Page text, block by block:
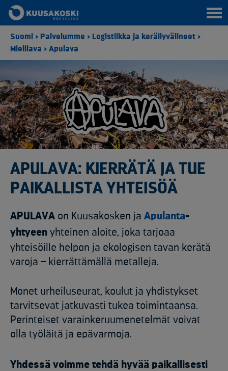
Suomi > Palvelumme > Logistiikka ja keräilyvälineet >
Mielilava > Apulava
APULAVA: KIERRÄTÄ JA TUE
PAIKALLISTA YHTEISÖÄ
APULAVA on Kuusakosken ja Apulanta-
yhtyeen yhteinen aloite, joka tarjoaa
yhteisöille helpon ja ekologisen tavan kerätä
varoja – kierrättämällä metalleja.
Monet urheiluseurat, koulut ja yhdistykset
tarvitsevat jatkuvasti tukea toimintaansa.
Perinteiset varainkeruumenetelmät voivat
olla työläitä ja epävarmoja.
Yhdessä voimme tehdä hyvää paikallisesti